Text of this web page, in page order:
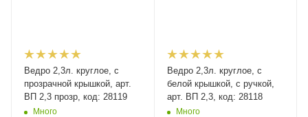
Ведро 2,3л. круглое, с
прозрачной крышкой, арт.
ВП 2,3 прозр, код: 28119
Много
Ведро 2,3л. круглое, с
белой крышкой, с ручкой,
арт. ВП 2,3, код: 28118
Много